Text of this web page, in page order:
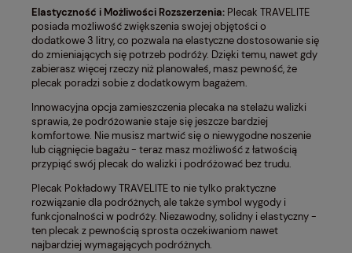
Elastyczność i Możliwości Rozszerzenia: Plecak TRAVELITE
posiada możliwość zwiększenia swojej objętości o
dodatkowe 3 litry, co pozwala na elastyczne dostosowanie się
do zmieniających się potrzeb podróży. Dzięki temu, nawet gdy
zabierasz więcej rzeczy niż planowałeś, masz pewność, że
plecak poradzi sobie z dodatkowym bagażem.
Innowacyjna opcja zamieszczenia plecaka na stelażu walizki
sprawia, że podróżowanie staje się jeszcze bardziej
komfortowe. Nie musisz martwić się o niewygodne noszenie
lub ciągnięcie bagażu - teraz masz możliwość z łatwością
przypiąć swój plecak do walizki i podróżować bez trudu.
Plecak Pokładowy TRAVELITE to nie tylko praktyczne
rozwiązanie dla podróżnych, ale także symbol wygody i
funkcjonalności w podróży. Niezawodny, solidny i elastyczny -
ten plecak z pewnością sprosta oczekiwaniom nawet
najbardziej wymagających podróżnych.